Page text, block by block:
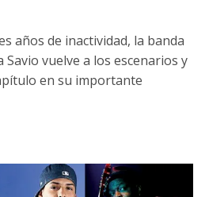
años de inactividad, la banda
vuelve a los escenarios y
en su importante